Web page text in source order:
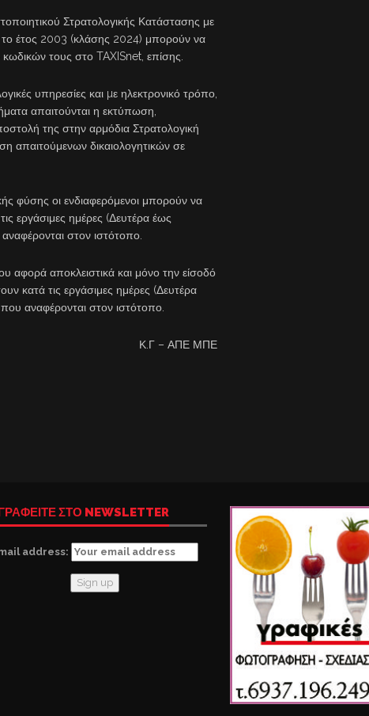
Στρατολογικής Κατάστασης με
το έτος 2003 (κλάσης 2024) μπορούν να
τους στο TAXISnet, επίσης.
υπηρεσίες και µε ηλεκτρονικό τρόπο,
απαιτούνται η εκτύπωση,
της στην αρμόδια Στρατολογική
απαιτούμενων δικαιολογητικών σε
φύσης οι ενδιαφερόμενοι μπορούν να
εργάσιμες ημέρες (Δευτέρα έως
στον ιστότοπο.
αποκλειστικά και μόνο την είσοδό
κατά τις εργάσιμες ημέρες (Δευτέρα
αναφέρονται στον ιστότοπο.
Κ.Γ – ΑΠΕ ΜΠΕ
ΣΤΟ NEWSLETTER
address: